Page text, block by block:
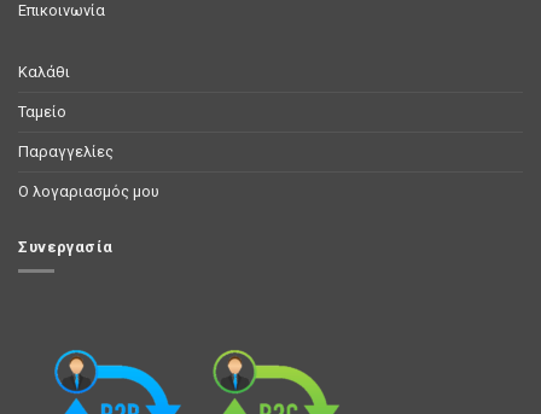
Επικοινωνία
Καλάθι
Ταμείο
Παραγγελίες
Ο λογαριασμός μου
Συνεργασία